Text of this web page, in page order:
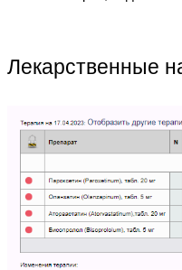
Лекарственные